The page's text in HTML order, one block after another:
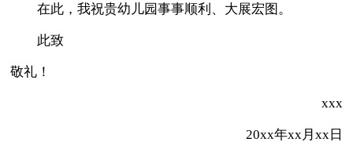
在此，我祝贵幼儿园事事顺利、大展宏图。
此致
敬礼！
xxx
20xx年xx月xx日